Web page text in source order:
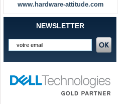
www.hardware-attitude.com
NEWSLETTER